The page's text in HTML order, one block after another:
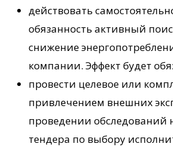
действовать
обязанность активный
снижение
компании. Эффект будет
провести целевое или
привлечением внешних
проведении обследований
тендера по выбору